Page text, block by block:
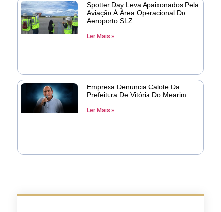
Spotter Day Leva Apaixonados Pela
Aviação À Área Operacional Do
Aeroporto SLZ
Ler Mais »
Empresa Denuncia Calote Da
Prefeitura De Vitória Do Mearim
Ler Mais »